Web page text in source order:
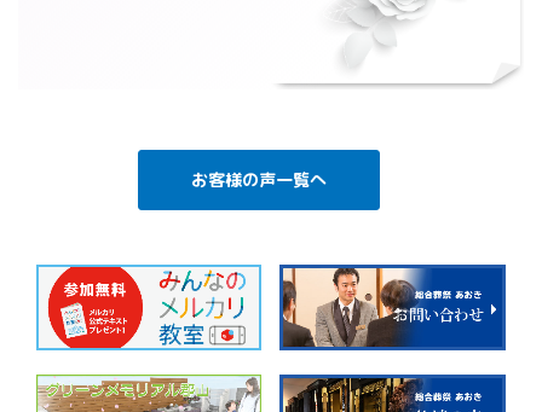
お客様の声一覧へ